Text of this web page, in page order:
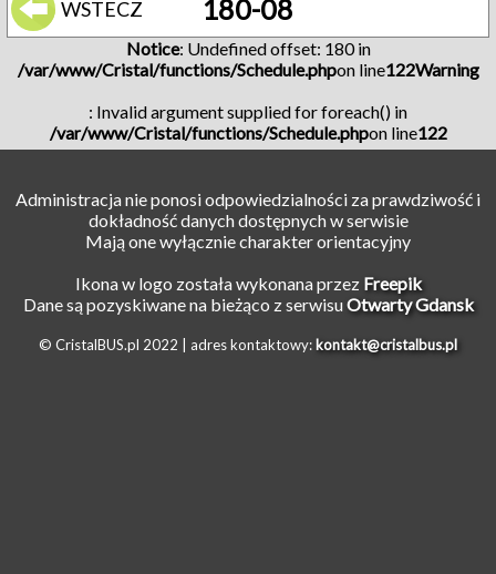
WSTECZ 180-08
Notice: Undefined offset: 180 in
/var/www/Cristal/functions/Schedule.phpon line122Warning
: Invalid argument supplied for foreach() in
/var/www/Cristal/functions/Schedule.phpon line122
Administracja nie ponosi odpowiedzialności za prawdziwość i
dokładność danych dostępnych w serwisie
Mają one wyłącznie charakter orientacyjny
Ikona w logo została wykonana przez Freepik
Dane są pozyskiwane na bieżąco z serwisuOtwarty Gdansk
© CristalBUS.pl 2022 | adres kontaktowy: kontakt@cristalbus.pl